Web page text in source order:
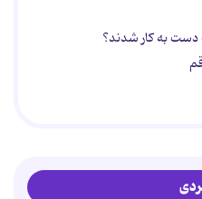
دست به کار شدند؟